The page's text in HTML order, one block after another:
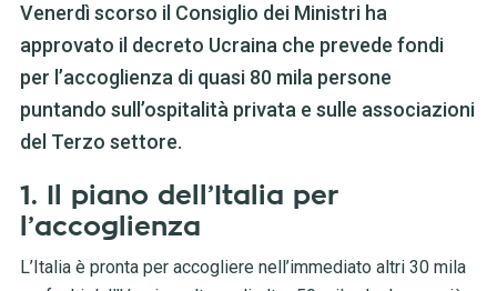
Venerdì scorso il Consiglio dei Ministri ha
approvato il decreto Ucraina che prevede fondi
per l’accoglienza di quasi 80 mila persone
puntando sull’ospitalità privata e sulle associazioni
del Terzo settore.
1. Il piano dell’Italia per
l’accoglienza
L’Italia è pronta per accogliere nell’immediato altri 30 mila